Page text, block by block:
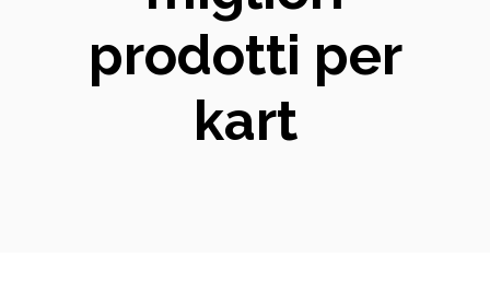
prodotti per
kart